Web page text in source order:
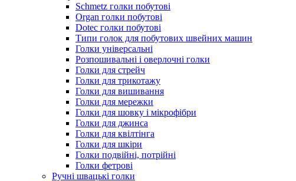
Schmetz голки побутові
Organ голки побутові
Dotec голки побутові
Типи голок для побутових швейних машин
Голки універсальні
Розпошивальні і оверлочні голки
Голки для стрейч
Голки для трикотажу
Голки для вишивання
Голки для мережки
Голки для шовку і мікрофібри
Голки для джинса
Голки для квілтінга
Голки для шкіри
Голки подвійні, потрійні
Голки фетрові
Ручні швацькі голки